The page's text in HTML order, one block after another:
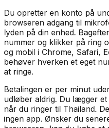
Du opretter en konto på
browseren adgang til
lyden på din enhed.
nummer og klikker på ring
og mobil i Chrome, Safari,
behøver hverken et eget
at ringe.
Betalingen er per minut
udløber aldrig. Du lægger
når du ringer til Thailand.
ingen app. Ønsker du